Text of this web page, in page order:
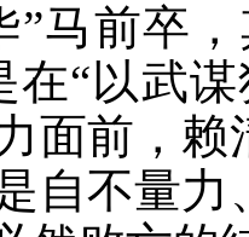
”马前卒
在“以武
面前，
自不量